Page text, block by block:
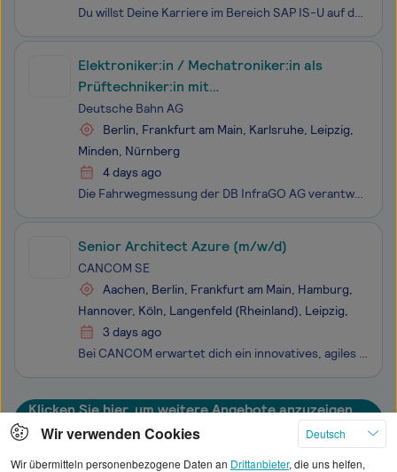
Du willst Deine Karriere im Bereich SAP IS-U auf das nächste Level bringen und suchst nach herausfordernden SAP S/HANA Utilities Projekten bei angesehenen Energieversorgungsunternehmen? Dann ist dieses Angebot unseres Kunden aus der IT-Dienstleistungsbranche mit über 600 Spezialisten für SAP Utiliti
Elektroniker:in / Mechatroniker:in als
Prüftechniker:in mit
Entwicklungsperspektive
Deutsche Bahn AG
Berlin, Frankfurt am Main, Karlsruhe, Leipzig,
Minden, Nürnberg
4 days ago
Die Fahrwegmessung der DB InfraGO AG verantwortet als Teil der Deutschen Bahn mit ihren ca. 100 Mitarbeitenden die Regelinspektion von Streckengleisen, durchgehenden Hauptgleisen, Oberleitungen und Weichen für das rund 33.000 Kilometer lange Streckennetz. Durch unsere Arbeit im Team sorgen wir maßge
Senior Architect Azure (m/w/d)
CANCOM SE
Aachen, Berlin, Frankfurt am Main, Hamburg,
Hannover, Köln, Langenfeld (Rheinland), Leipzig,
3 days ago
Bei CANCOM erwartet dich ein innovatives, agiles und nachhaltiges Umfeld: Mehr als 5.600 Mitarbeiter arbeiten tagtäglich daran, mit Hilfe moderner IT-Lösungen die Zusammenarbeit und den Austausch in verschiedenen Lebensbereichen zu verbessern. Du hast Lust ein Teil davon zu sein und den nächsten Kar
Klicken Sie hier, um weitere Angebote anzuzeigen
Wir verwenden Cookies
Deutsch
Wir übermitteln personenbezogene Daten an Drittanbieter, die uns helfen,